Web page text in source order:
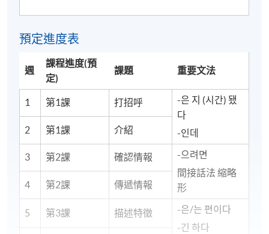
預定進度表
週
課程進度(預
定)
課題 重要文法
1 第1課 打招呼
-은 지 (시간) 됐
다
-인데
2 第1課 介紹
3 第2課 確認情報
-으려면
間接話法 縮略
形
4 第2課 傳遞情報
5 第3課 描述特徵
-은/는 편이다
-긴 하다